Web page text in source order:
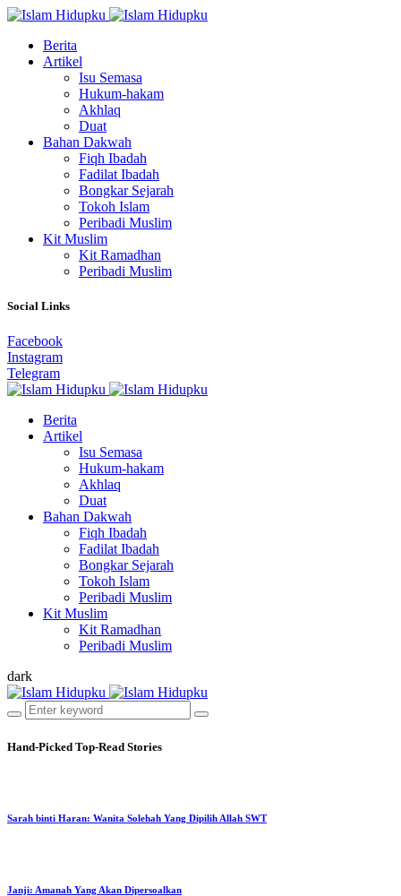
Berita
Artikel
Isu Semasa
Hukum-hakam
Akhlaq
Duat
Bahan Dakwah
Fiqh Ibadah
Fadilat Ibadah
Bongkar Sejarah
Tokoh Islam
Peribadi Muslim
Kit Muslim
Kit Ramadhan
Peribadi Muslim
Social Links
Facebook
Instagram
Telegram
Berita
Artikel
Isu Semasa
Hukum-hakam
Akhlaq
Duat
Bahan Dakwah
Fiqh Ibadah
Fadilat Ibadah
Bongkar Sejarah
Tokoh Islam
Peribadi Muslim
Kit Muslim
Kit Ramadhan
Peribadi Muslim
dark
Hand-Picked Top-Read Stories
Sarah binti Haran: Wanita Solehah Yang Dipilih Allah SWT
Janji: Amanah Yang Akan Dipersoalkan